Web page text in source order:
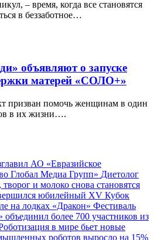
– время, когда все становятся
в беззаботное…
объявляют о запуске
матерей «СОЛО+»
призван помочь женщинам в один
в их жизни….
АО «Евразийское
Глобал Медиа Групп» Диетолог
и молоко снова становятся
юбилейный XV Кубок
на лодках «Дракон» Фестиваль
более 700 участников из
в мире бьет новые
роботов выросло на 15%